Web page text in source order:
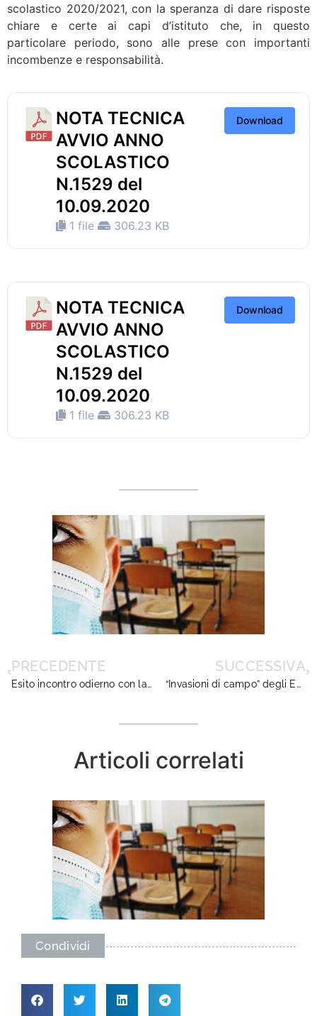
scolastico 2020/2021, con la speranza di dare risposte
chiare e certe ai capi d’istituto che, in questo
particolare periodo, sono alle prese con importanti
incombenze e responsabilità.
NOTA TECNICA
AVVIO ANNO
SCOLASTICO
N.1529 del
10.09.2020
1 file 306.23 KB
Download
NOTA TECNICA
AVVIO ANNO
SCOLASTICO
N.1529 del
10.09.2020
1 file 306.23 KB
Download
PRECEDENTE
Esito incontro odierno con la Funzione Pubblica
SUCCESSIVA
“Invasioni di campo” degli Enti locali: DIRIGENTISCUOLA, sensibile, interviene!
Articoli correlati
Condividi